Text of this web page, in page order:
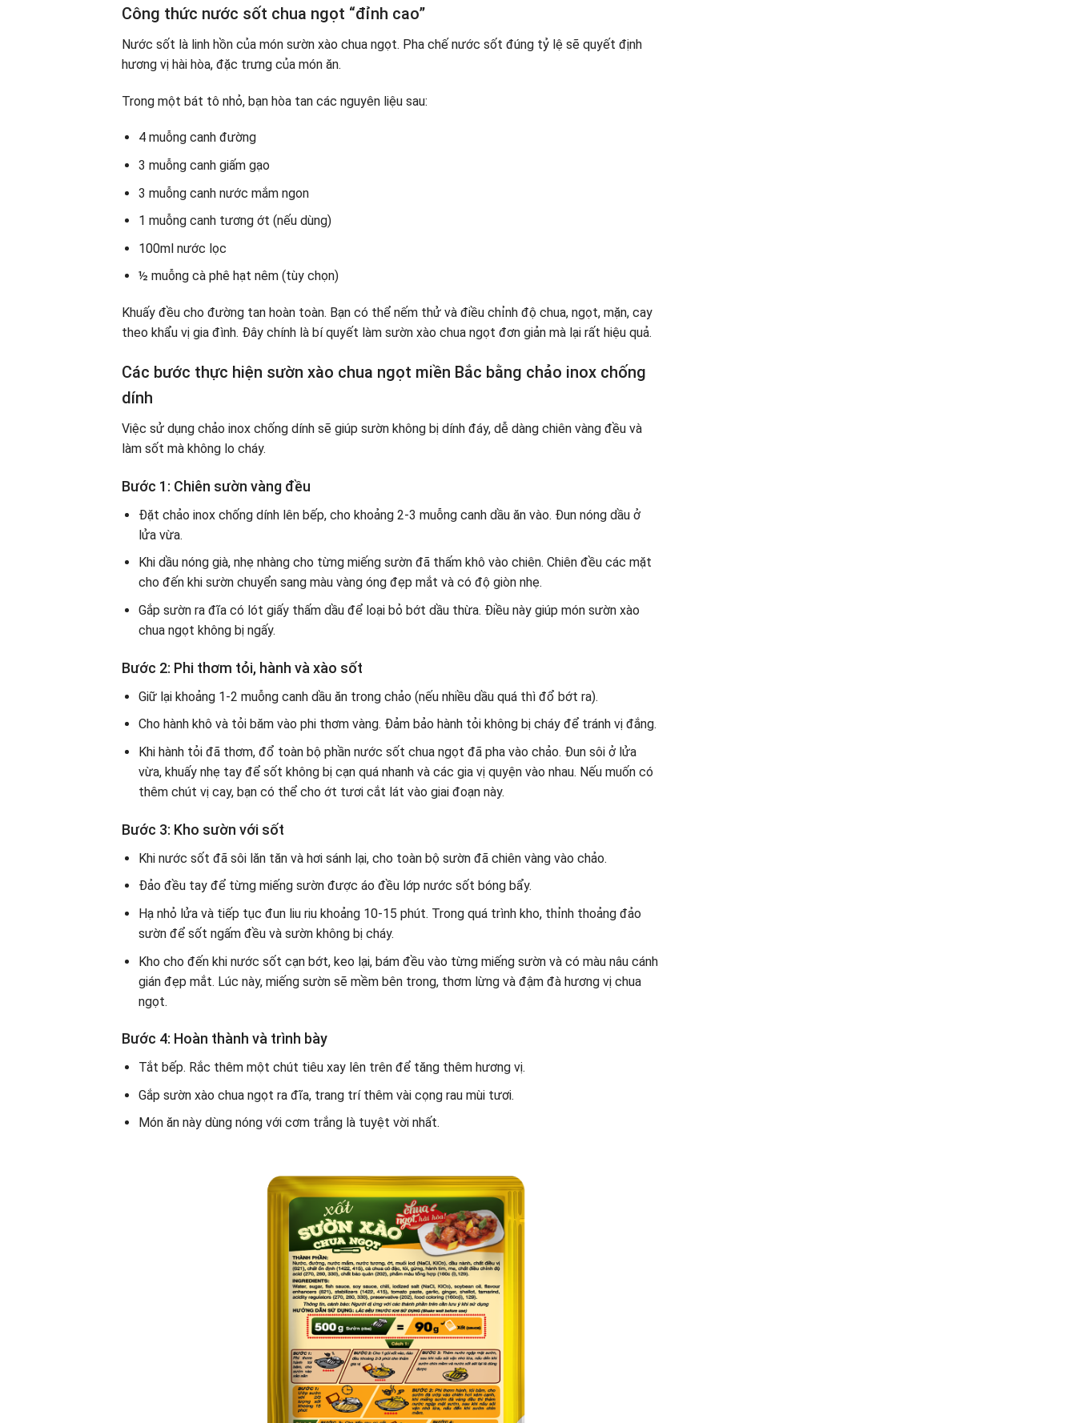
Công thức nước sốt chua ngọt “đỉnh cao”
Nước sốt là linh hồn của món sườn xào chua ngọt. Pha chế nước sốt đúng tỷ lệ sẽ quyết định
hương vị hài hòa, đặc trưng của món ăn.
Trong một bát tô nhỏ, bạn hòa tan các nguyên liệu sau:
4 muỗng canh đường
3 muỗng canh giấm gạo
3 muỗng canh nước mắm ngon
1 muỗng canh tương ớt (nếu dùng)
100ml nước lọc
½ muỗng cà phê hạt nêm (tùy chọn)
Khuấy đều cho đường tan hoàn toàn. Bạn có thể nếm thử và điều chỉnh độ chua, ngọt, mặn, cay
theo khẩu vị gia đình. Đây chính là bí quyết làm sườn xào chua ngọt đơn giản mà lại rất hiệu quả.
Các bước thực hiện sườn xào chua ngọt miền Bắc bằng chảo inox chống
dính
Việc sử dụng chảo inox chống dính sẽ giúp sườn không bị dính đáy, dễ dàng chiên vàng đều và
làm sốt mà không lo cháy.
Bước 1: Chiên sườn vàng đều
Đặt chảo inox chống dính lên bếp, cho khoảng 2-3 muỗng canh dầu ăn vào. Đun nóng dầu ở
lửa vừa.
Khi dầu nóng già, nhẹ nhàng cho từng miếng sườn đã thấm khô vào chiên. Chiên đều các mặt
cho đến khi sườn chuyển sang màu vàng óng đẹp mắt và có độ giòn nhẹ.
Gắp sườn ra đĩa có lót giấy thấm dầu để loại bỏ bớt dầu thừa. Điều này giúp món sườn xào
chua ngọt không bị ngấy.
Bước 2: Phi thơm tỏi, hành và xào sốt
Giữ lại khoảng 1-2 muỗng canh dầu ăn trong chảo (nếu nhiều dầu quá thì đổ bớt ra).
Cho hành khô và tỏi băm vào phi thơm vàng. Đảm bảo hành tỏi không bị cháy để tránh vị đắng.
Khi hành tỏi đã thơm, đổ toàn bộ phần nước sốt chua ngọt đã pha vào chảo. Đun sôi ở lửa
vừa, khuấy nhẹ tay để sốt không bị cạn quá nhanh và các gia vị quyện vào nhau. Nếu muốn có
thêm chút vị cay, bạn có thể cho ớt tươi cắt lát vào giai đoạn này.
Bước 3: Kho sườn với sốt
Khi nước sốt đã sôi lăn tăn và hơi sánh lại, cho toàn bộ sườn đã chiên vàng vào chảo.
Đảo đều tay để từng miếng sườn được áo đều lớp nước sốt bóng bẩy.
Hạ nhỏ lửa và tiếp tục đun liu riu khoảng 10-15 phút. Trong quá trình kho, thỉnh thoảng đảo
sườn để sốt ngấm đều và sườn không bị cháy.
Kho cho đến khi nước sốt cạn bớt, keo lại, bám đều vào từng miếng sườn và có màu nâu cánh
gián đẹp mắt. Lúc này, miếng sườn sẽ mềm bên trong, thơm lừng và đậm đà hương vị chua
ngọt.
Bước 4: Hoàn thành và trình bày
Tắt bếp. Rắc thêm một chút tiêu xay lên trên để tăng thêm hương vị.
Gắp sườn xào chua ngọt ra đĩa, trang trí thêm vài cọng rau mùi tươi.
Món ăn này dùng nóng với cơm trắng là tuyệt vời nhất.